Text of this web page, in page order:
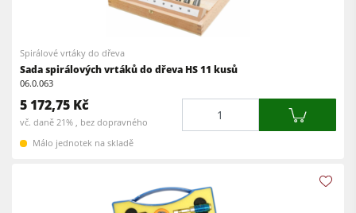
Spirálové vrtáky do dřeva
Sada spirálových vrtáků do dřeva HS 11 kusů
06.0.063
5 172,75 Kč
vč. daně 21% , bez dopravného
Málo jednotek na skladě